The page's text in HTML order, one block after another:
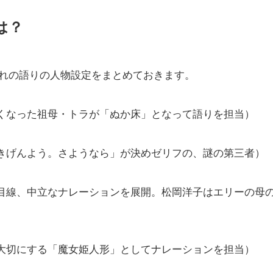
？
語りの人物設定をまとめておきます。
なった祖母・トラが「ぬか床」となって語りを担当）
んよう。さようなら」が決めゼリフの、謎の第三者）
線、中立なナレーションを展開。松岡洋子はエリーの母
にする「魔女姫人形」としてナレーションを担当）